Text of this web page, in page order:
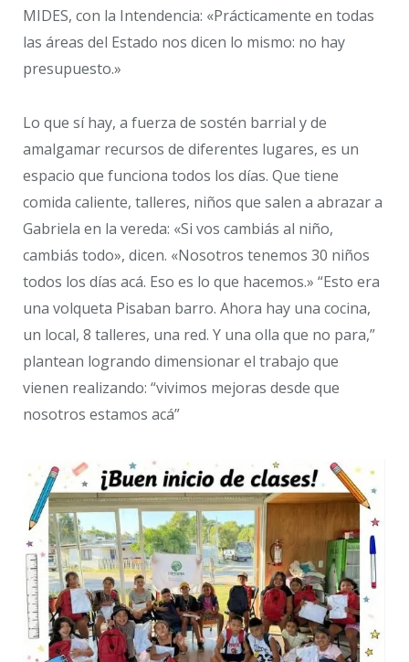
MIDES, con la Intendencia: «Prácticamente en todas
las áreas del Estado nos dicen lo mismo: no hay
presupuesto.»
Lo que sí hay, a fuerza de sostén barrial y de
amalgamar recursos de diferentes lugares, es un
espacio que funciona todos los días. Que tiene
comida caliente, talleres, niños que salen a abrazar a
Gabriela en la vereda: «Si vos cambiás al niño,
cambiás todo», dicen. «Nosotros tenemos 30 niños
todos los días acá. Eso es lo que hacemos.» “Esto era
una volqueta Pisaban barro. Ahora hay una cocina,
un local, 8 talleres, una red. Y una olla que no para,”
plantean logrando dimensionar el trabajo que
vienen realizando: “vivimos mejoras desde que
nosotros estamos acá”